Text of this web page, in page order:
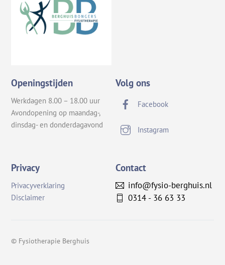
Openingstijden
Werkdagen 8.00 – 18.00 uur
Avondopening op maandag-,
dinsdag- en donderdagavond
Volg ons
Facebook
Instagram
Privacy
Privacyverklaring
Disclaimer
Contact
info@fysio-berghuis.nl
0314 - 36 63 33
© Fysiotherapie Berghuis